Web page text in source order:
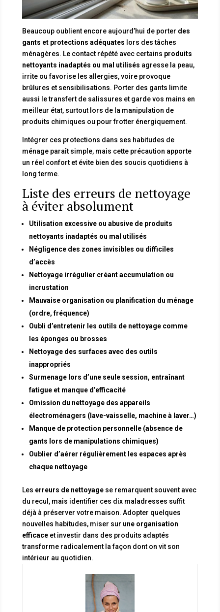
Beaucoup oublient encore aujourd’hui de porter des
gants et protections adéquates lors des tâches
ménagères. Le contact répété avec certains produits
nettoyants inadaptés ou mal utilisés agresse la peau,
irrite ou favorise les allergies, voire provoque
brûlures et sensibilisations. Porter des gants limite
aussi le transfert de salissures et garde vos mains en
meilleur état, surtout lors de la manipulation de
produits chimiques ou pour frotter énergiquement.
Intégrer ces protections dans ses habitudes de
ménage paraît simple, mais cette précaution apporte
un réel confort et évite bien des soucis quotidiens à
long terme.
Liste des erreurs de nettoyage
à éviter absolument
Utilisation excessive ou abusive de produits
nettoyants inadaptés ou mal utilisés
Négligence des zones invisibles ou difficiles
d’accès
Nettoyage irrégulier créant accumulation ou
incrustation
Mauvaise organisation ou planification du ménage
(ordre, fréquence)
Oubli d’entretenir les outils de nettoyage comme
les éponges ou brosses
Nettoyage des surfaces avec des outils
inappropriés
Surmenage lors d’une seule session, entraînant
fatigue et manque d’efficacité
Omission du nettoyage des appareils
électroménagers (lave-vaisselle, machine à laver…)
Manque de protection personnelle (absence de
gants lors de manipulations chimiques)
Oublier d’aérer régulièrement les espaces après
chaque nettoyage
Les erreurs de nettoyagese remarquent souvent avec
du recul, mais identifier ces dix maladresses suffit
déjà à préserver votre maison. Adopter quelques
nouvelles habitudes, miser sur une organisation
efficaceet investir dans des produits adaptés
transforme radicalement la façon dont on vit son
intérieur au quotidien.